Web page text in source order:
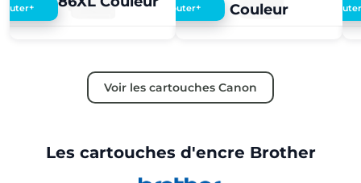
+
Couleur
Ajouter+
Voir les cartouches Canon
Les cartouches d'encre Brother